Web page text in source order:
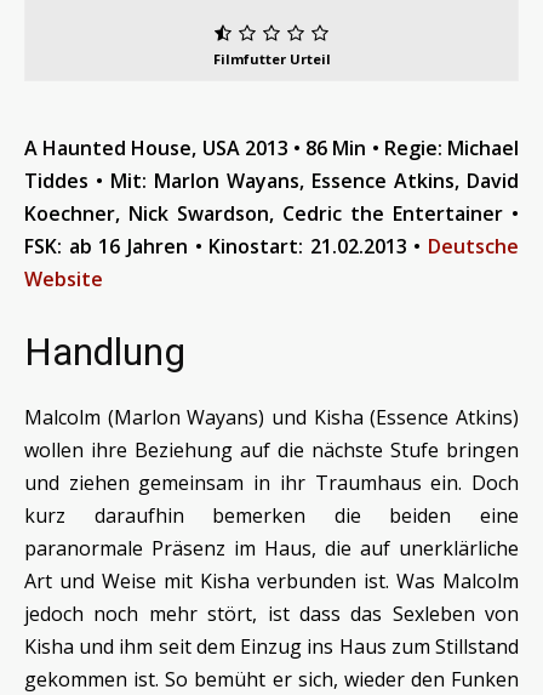
Filmfutter Urteil
A Haunted House, USA 2013 • 86 Min • Regie: Michael
Tiddes • Mit: Marlon Wayans, Essence Atkins, David
Koechner, Nick Swardson, Cedric the Entertainer •
FSK: ab 16 Jahren • Kinostart: 21.02.2013 • Deutsche
Website
Handlung
Malcolm (Marlon Wayans) und Kisha (Essence Atkins)
wollen ihre Beziehung auf die nächste Stufe bringen
und ziehen gemeinsam in ihr Traumhaus ein. Doch
kurz daraufhin bemerken die beiden eine
paranormale Präsenz im Haus, die auf unerklärliche
Art und Weise mit Kisha verbunden ist. Was Malcolm
jedoch noch mehr stört, ist dass das Sexleben von
Kisha und ihm seit dem Einzug ins Haus zum Stillstand
gekommen ist. So bemüht er sich, wieder den Funken